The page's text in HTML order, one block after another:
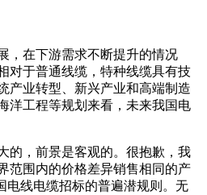
，在下游需求不断提升的情况
对于普通线缆，特种线缆具有技
产业转型、新兴产业和高端制造
洋工程等规划来看，未来我国电
的，前景是客观的。很抱歉，我
范围内的价格差异销售相同的产
电线电缆招标的普遍潜规则。无